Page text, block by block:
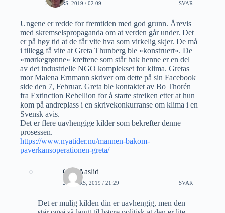
28 MARS, 2019 / 02:09 SVAR
Ungene er redde for fremtiden med god grunn. Årevis
med skremselspropaganda om at verden går under. Det
er på høy tid at de får vite hva som virkelig skjer. De må
i tillegg få vite at Greta Thunberg ble «konstruert». De
«mørkegrønne» kreftene som står bak henne er en del
av det industrielle NGO komplekset for klima. Gretas
mor Malena Ernmann skriver om dette på sin Facebook
side den 7, Februar. Greta ble kontaktet av Bo Thorén
fra Extinction Rebellion for å starte streiken etter at hun
kom på andreplass i en skrivekonkurranse om klima i en
Svensk avis.
Det er flere uavhengige kilder som bekrefter denne
prosessen.
https://www.nyatider.nu/mannen-bakom-
paverkansoperationen-greta/
Geir Aaslid
29 MARS, 2019 / 21:29 SVAR
Det er mulig kilden din er uavhengig, men den